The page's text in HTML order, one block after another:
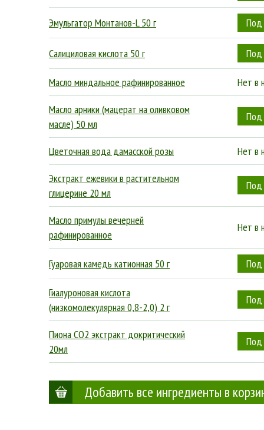
Эмульгатор Монтанов-L 50 г
Салициловая кислота 50 г
Масло миндальное рафинированное
Нет в
Масло арники (мацерат на оливковом
масле) 50 мл
Цветочная вода дамасской розы
Нет в
Экстракт ежевики в растительном
глицерине 20 мл
Масло примулы вечерней
рафинированное
Нет в
Гуаровая камедь катионная 50 г
Гиалуроновая кислота
(низкомолекулярная 0,8-2,0) 2 г
Пиона СО2 экстракт докритический
20мл
Добавить все ингредиенты в